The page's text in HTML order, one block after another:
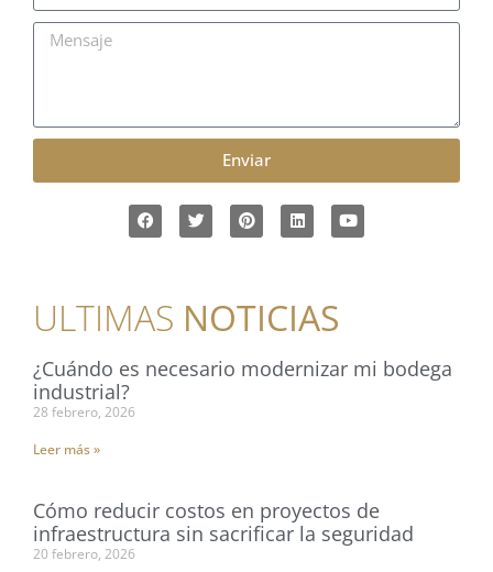
Enviar
ULTIMAS NOTICIAS
¿Cuándo es necesario modernizar mi bodega
industrial?
28 febrero, 2026
Leer más »
Cómo reducir costos en proyectos de
infraestructura sin sacrificar la seguridad
20 febrero, 2026